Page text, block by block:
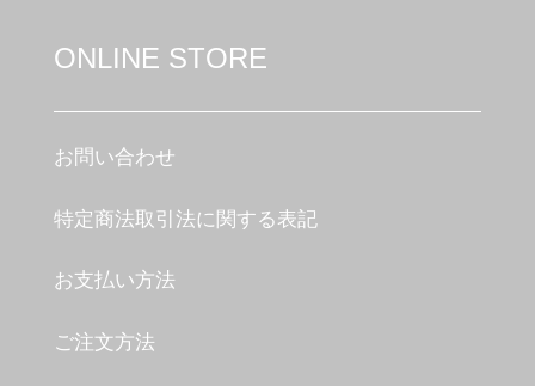
ONLINE STORE
お問い合わせ
特定商法取引法に関する表記
お支払い方法
ご注文方法